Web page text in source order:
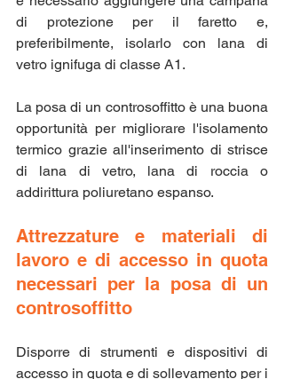
di protezione per il faretto e,
preferibilmente, isolarlo con lana di
vetro ignifuga di classe A1.
La posa di un controsoffitto è una buona
opportunità per migliorare l'isolamento
termico grazie all'inserimento di strisce
di lana di vetro, lana di roccia o
addirittura poliuretano espanso.
Attrezzature e materiali di
lavoro e di accesso in quota
necessari per la posa di un
controsoffitto
Disporre di strumenti e dispositivi di
accesso in quota e di sollevamento per i